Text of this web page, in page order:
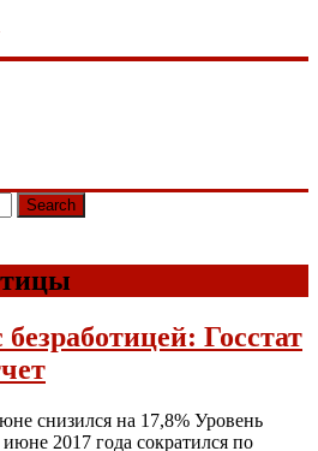
Search
Госстат
снизился на 17,8% Уровень
2017 года сократился по